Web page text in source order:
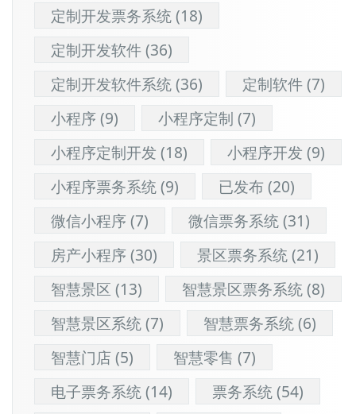
定制开发票务系统(18)
定制开发软件(36)
定制开发软件系统(36) 定制软件(7)
小程序(9) 小程序定制 (7)
小程序定制开发 (18) 小程序开发 (9)
小程序票务系统(9) 已发布(20)
微信小程序(7) 微信票务系统(31)
房产小程序(30) 景区票务系统(21)
智慧景区 (13) 智慧景区票务系统(8)
智慧景区系统(7) 智慧票务系统(6)
智慧门店(5) 智慧零售 (7)
电子票务系统(14) 票务系统(54)